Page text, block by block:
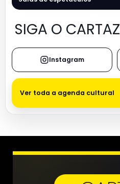
SIGA O CARTAZ
Instagram
Ver toda a agenda cultural